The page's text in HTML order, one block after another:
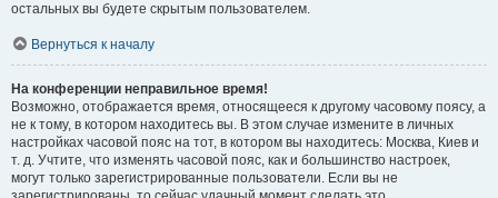
остальных вы будете скрытым пользователем.
Вернуться к началу
На конференции неправильное время!
Возможно, отображается время, относящееся к другому часовому поясу, а
не к тому, в котором находитесь вы. В этом случае измените в личных
настройках часовой пояс на тот, в котором вы находитесь: Москва, Киев и
т. д. Учтите, что изменять часовой пояс, как и большинство настроек,
могут только зарегистрированные пользователи. Если вы не